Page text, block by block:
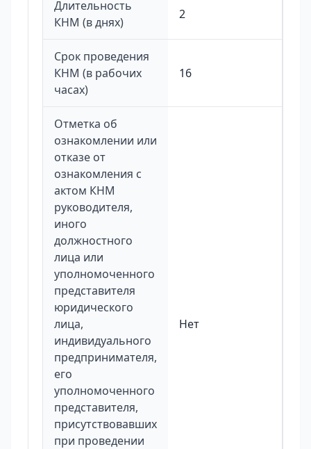
Длительность
КНМ (в днях)
2
Срок проведения
КНМ (в рабочих
часах)
16
Отметка об
ознакомлении или
отказе от
ознакомления с
актом КНМ
руководителя,
иного
должностного
лица или
уполномоченного
представителя
юридического
лица,
индивидуального
предпринимателя,
его
уполномоченного
представителя,
присутствовавших
при проведении
Нет